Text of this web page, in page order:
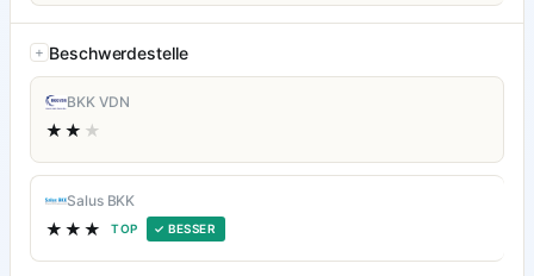
Beschwerdestelle
BKK VDN
★★ ★
Salus BKK
★★★ TOP ✓ BESSER